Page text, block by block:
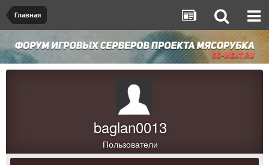
Главная
baglan0013
Пользователи